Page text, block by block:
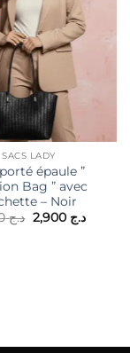
SACS LADY
épaule ”
Bag ” avec
– Noir
د.ج3,900
Le
prix
د.ج 2,900
Le